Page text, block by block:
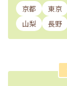
京都 東京
山梨
長野